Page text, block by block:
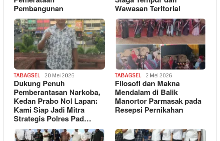
Pembangunan Wawasan Teritorial
TABAGSEL 20 Mei 2026
Dukung Penuh
Pemberantasan Narkoba,
Kedan Prabo Nol Lapan:
Kami Siap Jadi Mitra
Strategis Polres Pad…
TABAGSEL 2 Mei 2026
Filosofi dan Makna
Mendalam di Balik
Manortor Parmasak pada
Resepsi Pernikahan